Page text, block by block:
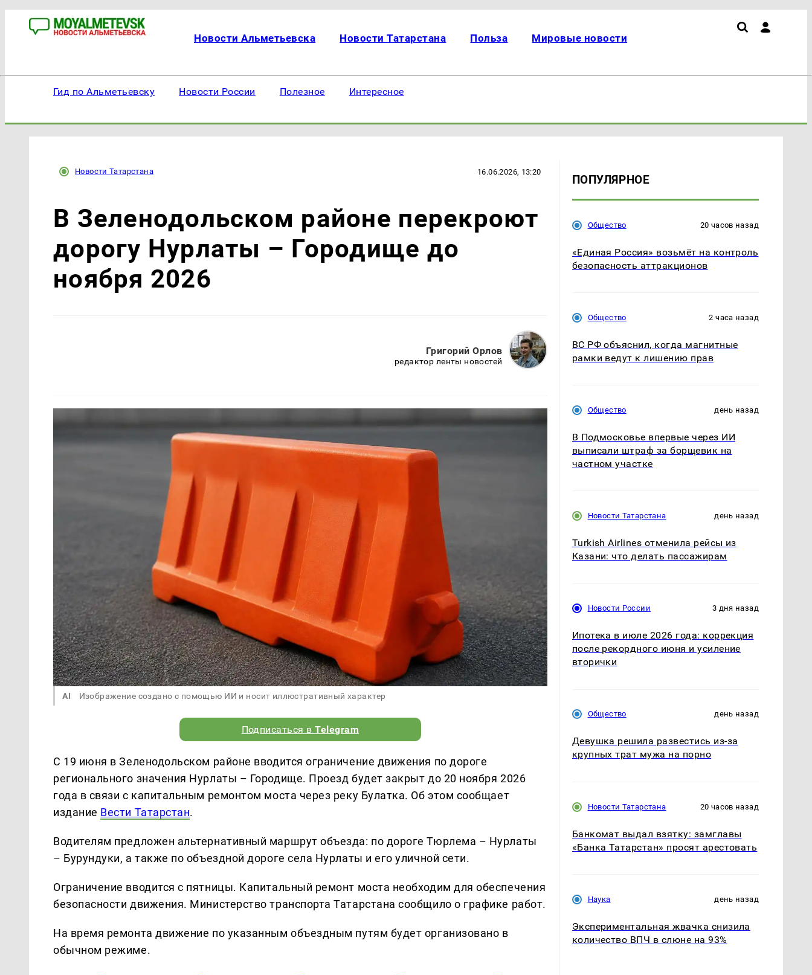
Новости Альметьевска Новости Татарстана Польза Мировые новости
Гид по Альметьевску Новости России Полезное Интересное
Новости Татарстана 16.06.2026, 13:20
В Зеленодольском районе перекроют
дорогу Нурлаты – Городище до
ноября 2026
Григорий Орлов
редактор ленты новостей
AI Изображение создано с помощью ИИ и носит иллюстративный характер
Подписаться вTelegram
С 19 июня в Зеленодольском районе вводится ограничение движения по дороге
регионального значения Нурлаты – Городище. Проезд будет закрыт до 20 ноября 2026
года в связи с капитальным ремонтом моста через реку Булатка. Об этом сообщает
издание Вести Татарстан.
Водителям предложен альтернативный маршрут объезда: по дороге Тюрлема – Нурлаты
– Бурундуки, а также по объездной дороге села Нурлаты и его уличной сети.
Ограничение вводится с пятницы. Капитальный ремонт моста необходим для обеспечения
безопасности движения. Министерство транспорта Татарстана сообщило о графике работ.
На время ремонта движение по указанным объездным путям будет организовано в
обычном режиме.
ПОПУЛЯРНОЕ
Общество 20 часов назад
«Единая Россия» возьмёт на контроль
безопасность аттракционов
Общество 2 часа назад
ВС РФ объяснил, когда магнитные
рамки ведут к лишению прав
Общество день назад
В Подмосковье впервые через ИИ
выписали штраф за борщевик на
частном участке
Новости Татарстана день назад
Turkish Airlines отменила рейсы из
Казани: что делать пассажирам
Новости России 3 дня назад
Ипотека в июле 2026 года: коррекция
после рекордного июня и усиление
вторички
Общество день назад
Девушка решила развестись из-за
крупных трат мужа на порно
Новости Татарстана 20 часов назад
Банкомат выдал взятку: замглавы
«Банка Татарстан» просят арестовать
Наука день назад
Экспериментальная жвачка снизила
количество ВПЧ в слюне на 93%